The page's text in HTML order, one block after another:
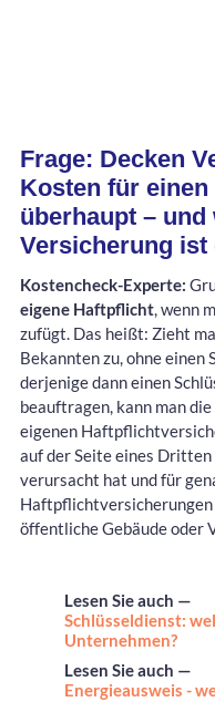
Frage: Decken
Kosten für
überhaupt – und
Versicherung
Kostencheck-Experte:
eigene Haftpflicht, wenn
zufügt. Das heißt: Zieht
Bekannten zu, ohne einen
derjenige dann einen
beauftragen, kann man
eigenen
auf der Seite eines
verursacht hat und für
öffentliche Gebäude oder
Lesen Sie auch —
Schlüsseldienst:
Unternehmen?
Lesen Sie auch —
Energieausweis -